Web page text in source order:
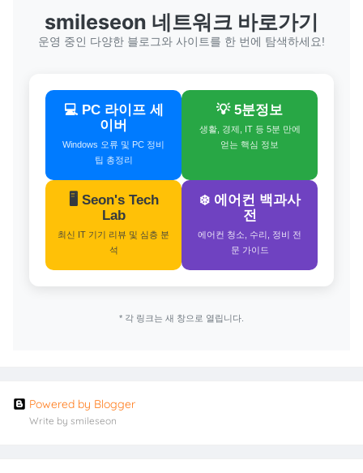
smileseon 네트워크 바로가기
운영 중인 다양한 블로그와 사이트를 한 번에 탐색하세요!
💻 PC 라이프 세
이버
Windows 오류 및 PC 정비
팁 총정리
💡 5분정보
생활, 경제, IT 등 5분 만에
얻는 핵심 정보
🖥️ Seon's Tech
Lab
최신 IT 기기 리뷰 및 심층 분
석
❄️ 에어컨 백과사
전
에어컨 청소, 수리, 정비 전
문 가이드
* 각 링크는 새 창으로 열립니다.
Powered by Blogger
Write by smileseon